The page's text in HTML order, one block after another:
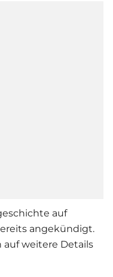
auf
angekündigt.
auf weitere Details